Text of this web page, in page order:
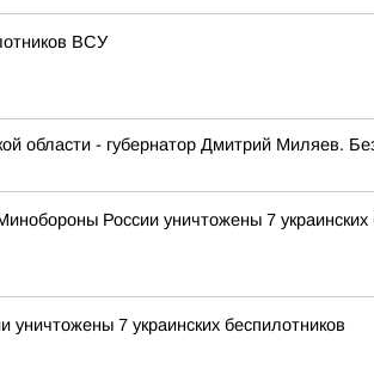
ВСУ
области - губернатор Дмитрий Миляев.
России уничтожены 7 украинских
7 украинских беспилотников